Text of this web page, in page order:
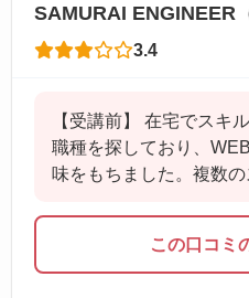
SAMURAI ENGINEER
3.4
【受講前】 在宅でスキ
職種を探しており、
味をもちました。複数
この口コミ